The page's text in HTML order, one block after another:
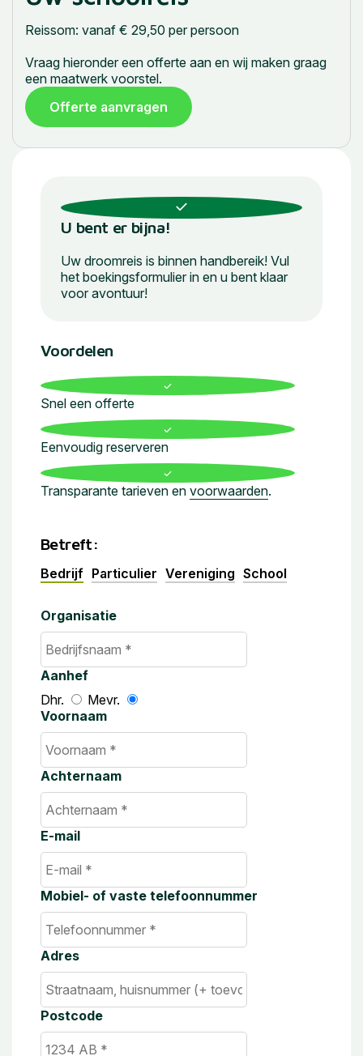
Reissom: vanaf € 29,50 per persoon
Vraag hieronder een offerte aan en wij maken graag
een maatwerk voorstel.
Offerte aanvragen
U bent er bijna!
Uw droomreis is binnen handbereik! Vul
het boekingsformulier in en u bent klaar
voor avontuur!
Voordelen
Snel een offerte
Eenvoudig reserveren
Transparante tarieven en voorwaarden.
Betreft:
Bedrijf Particulier Vereniging School
Organisatie
Aanhef
Dhr.
Mevr.
Voornaam
Achternaam
E-mail
Mobiel- of vaste telefoonnummer
Adres
Postcode